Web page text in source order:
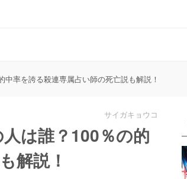
中率を誇る殺連専属占い師の死亡説も解説！
サイガキョウコ
は誰？100％の的
解説！